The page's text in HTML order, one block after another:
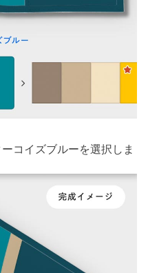
コイズブルーを選択しま